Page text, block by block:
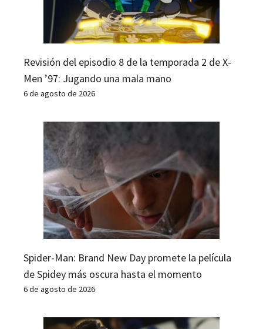
Revisión del episodio 8 de la temporada 2 de X-
Men ’97: Jugando una mala mano
6 de agosto de 2026
Spider-Man: Brand New Day promete la película
de Spidey más oscura hasta el momento
6 de agosto de 2026